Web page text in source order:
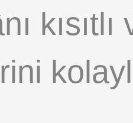
kısıtlı